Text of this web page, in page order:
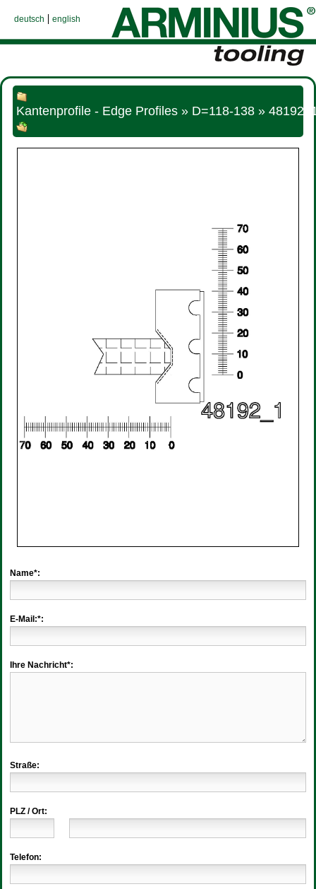
deutsch english
Kantenprofile - Edge Profiles » D=118-138 »
Name*:
E-Mail:*:
Ihre Nachricht*:
Straße:
PLZ / Ort:
Telefon: